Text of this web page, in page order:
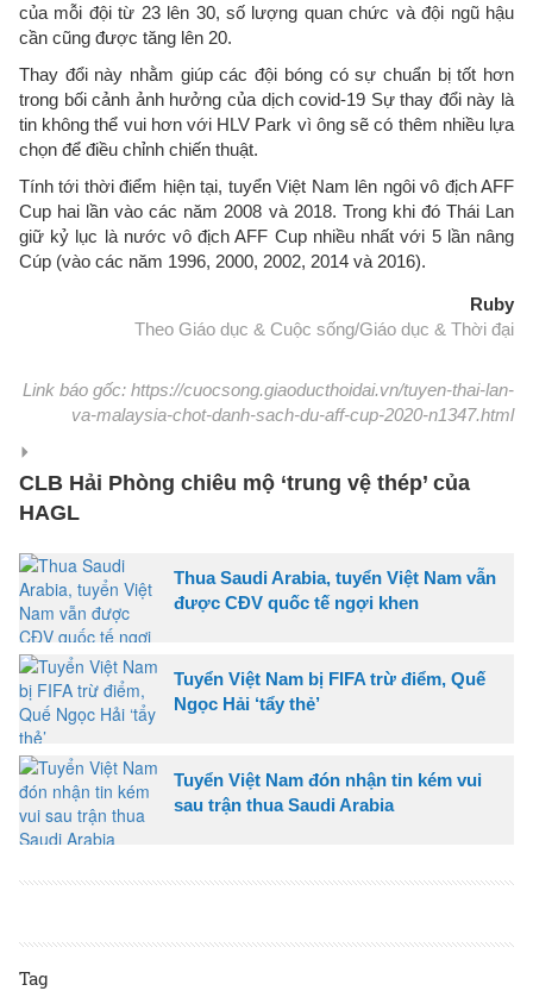
của mỗi đội từ 23 lên 30, số lượng quan chức và đội ngũ hậu
cần cũng được tăng lên 20.
Thay đổi này nhằm giúp các đội bóng có sự chuẩn bị tốt hơn
trong bối cảnh ảnh hưởng của dịch covid-19 Sự thay đổi này là
tin không thể vui hơn với HLV Park vì ông sẽ có thêm nhiều lựa
chọn để điều chỉnh chiến thuật.
Tính tới thời điểm hiện tại, tuyển Việt Nam lên ngôi vô địch AFF
Cup hai lần vào các năm 2008 và 2018. Trong khi đó Thái Lan
giữ kỷ lục là nước vô địch AFF Cup nhiều nhất với 5 lần nâng
Cúp (vào các năm 1996, 2000, 2002, 2014 và 2016).
Ruby
Theo Giáo dục & Cuộc sống/Giáo dục & Thời đại
Link báo gốc: https://cuocsong.giaoducthoidai.vn/tuyen-thai-lan-
va-malaysia-chot-danh-sach-du-aff-cup-2020-n1347.html
CLB Hải Phòng chiêu mộ ‘trung vệ thép’ của
HAGL
Thua Saudi Arabia, tuyển Việt Nam vẫn
được CĐV quốc tế ngợi khen
Tuyển Việt Nam bị FIFA trừ điểm, Quế
Ngọc Hải ‘tẩy thẻ’
Tuyển Việt Nam đón nhận tin kém vui
sau trận thua Saudi Arabia
Tag